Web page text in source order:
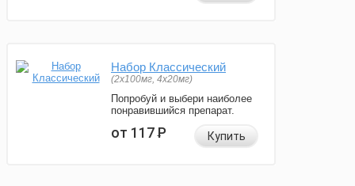
Набор Классический
(2x100мг, 4x20мг)
Попробуй и выбери наиболее
понравившийся препарат.
от 117Р Купить